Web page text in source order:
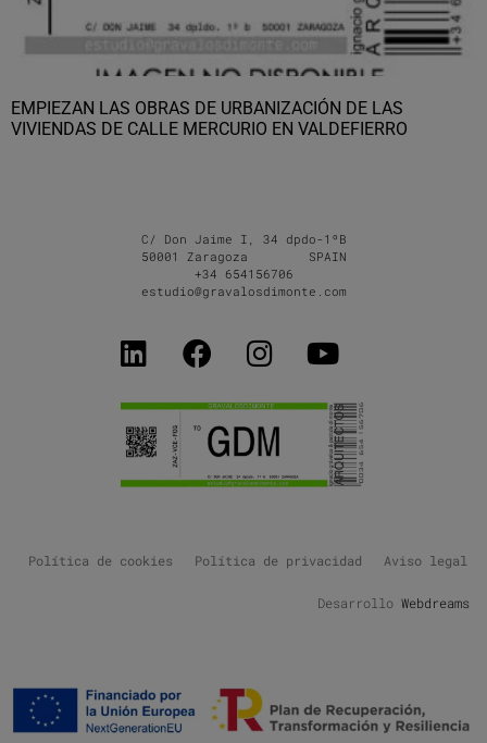
EMPIEZAN LAS OBRAS DE URBANIZACIÓN DE LAS
VIVIENDAS DE CALLE MERCURIO EN VALDEFIERRO
C/ Don Jaime I, 34 dpdo-1ºB
50001 Zaragoza SPAIN
+34 654156706
estudio@gravalosdimonte.com
Política de cookies Política de privacidad Aviso legal
Desarrollo Webdreams